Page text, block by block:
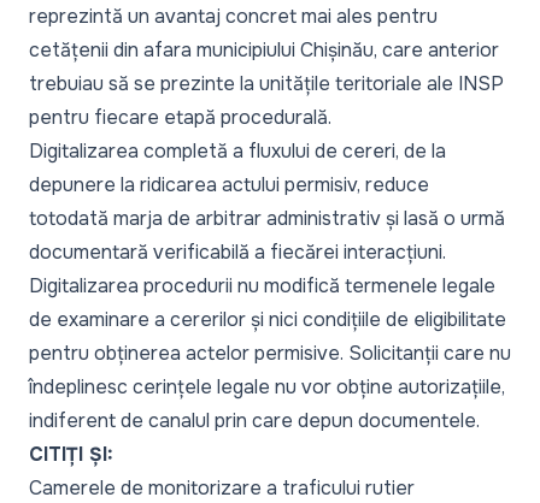
reprezintă un avantaj concret mai ales pentru
cetățenii din afara municipiului Chișinău, care anterior
trebuiau să se prezinte la unitățile teritoriale ale INSP
pentru fiecare etapă procedurală.
Digitalizarea completă a fluxului de cereri, de la
depunere la ridicarea actului permisiv, reduce
totodată marja de arbitrar administrativ și lasă o urmă
documentară verificabilă a fiecărei interacțiuni.
Digitalizarea procedurii nu modifică termenele legale
de examinare a cererilor și nici condițiile de eligibilitate
pentru obținerea actelor permisive. Solicitanții care nu
îndeplinesc cerințele legale nu vor obține autorizațiile,
indiferent de canalul prin care depun documentele.
CITIȚI ȘI:
Camerele de monitorizare a traficului rutier